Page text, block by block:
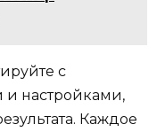
с
настройками,
Каждое